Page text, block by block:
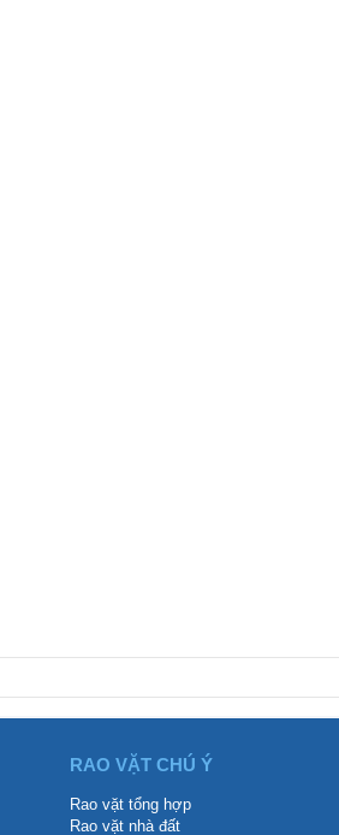
RAO VẶT CHÚ Ý
Rao vặt tổng hợp
Rao vặt nhà đất